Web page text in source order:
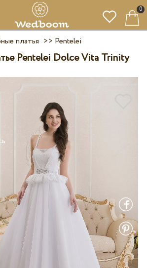
0
платья >> Pentelei
Pentelei Dolce Vita Trinity